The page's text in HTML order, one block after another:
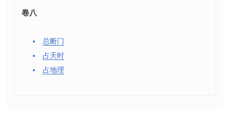
卷八
总断门
占天时
占地理